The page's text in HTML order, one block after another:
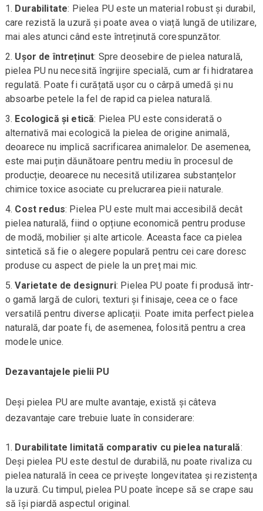
Durabilitate: Pielea PU este un material robust și durabil,
care rezistă la uzură și poate avea o viață lungă de utilizare,
mai ales atunci când este întreținută corespunzător.
Ușor de întreținut: Spre deosebire de pielea naturală,
pielea PU nu necesită îngrijire specială, cum ar fi hidratarea
regulată. Poate fi curățată ușor cu o cârpă umedă și nu
absoarbe petele la fel de rapid ca pielea naturală.
Ecologică și etică: Pielea PU este considerată o
alternativă mai ecologică la pielea de origine animală,
deoarece nu implică sacrificarea animalelor. De asemenea,
este mai puțin dăunătoare pentru mediu în procesul de
producție, deoarece nu necesită utilizarea substanțelor
chimice toxice asociate cu prelucrarea pieii naturale.
Cost redus: Pielea PU este mult mai accesibilă decât
pielea naturală, fiind o opțiune economică pentru produse
de modă, mobilier și alte articole. Aceasta face ca pielea
sintetică să fie o alegere populară pentru cei care doresc
produse cu aspect de piele la un preț mai mic.
Varietate de designuri: Pielea PU poate fi produsă într-
o gamă largă de culori, texturi și finisaje, ceea ce o face
versatilă pentru diverse aplicații. Poate imita perfect pielea
naturală, dar poate fi, de asemenea, folosită pentru a crea
modele unice.
Dezavantajele pielii PU
Deși pielea PU are multe avantaje, există și câteva
dezavantaje care trebuie luate în considerare:
Durabilitate limitată comparativ cu pielea naturală:
Deși pielea PU este destul de durabilă, nu poate rivaliza cu
pielea naturală în ceea ce privește longevitatea și rezistența
la uzură. Cu timpul, pielea PU poate începe să se crape sau
să își piardă aspectul original.